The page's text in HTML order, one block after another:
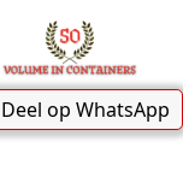
Deel op WhatsApp